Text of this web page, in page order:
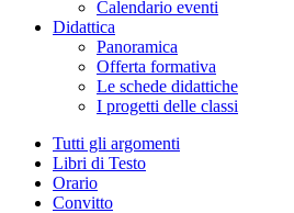
Calendario eventi
Didattica
Panoramica
Offerta formativa
Le schede didattiche
I progetti delle classi
Tutti gli argomenti
Libri di Testo
Orario
Convitto